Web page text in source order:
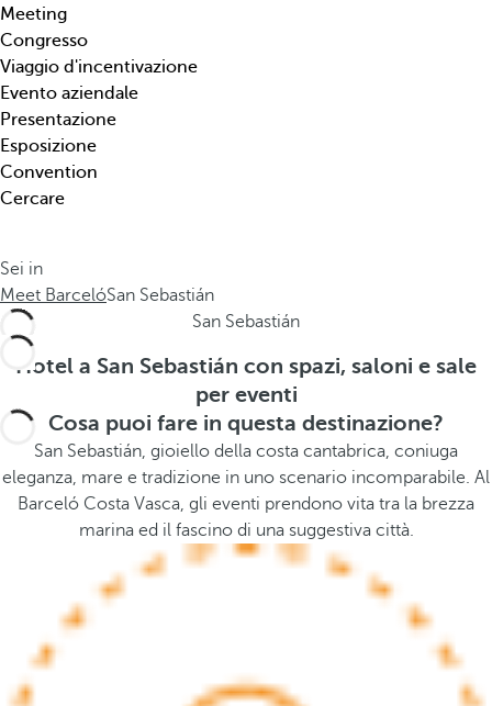
i
o
n
e
,
t
i
p
o
g
w
k
e
y
o
p
e
n
h
e
u
n
o
Meeting
Congresso
Viaggio d'incentivazione
Evento aziendale
Presentazione
Esposizione
Convention
Cercare
Sei in
Meet BarcelóSan Sebastián
San Sebastián
Hotel a San Sebastián con spazi, saloni e sale
per eventi
Cosa puoi fare in questa destinazione?
San Sebastián, gioiello della costa cantabrica, coniuga
eleganza, mare e tradizione in uno scenario incomparabile. Al
Barceló Costa Vasca, gli eventi prendono vita tra la brezza
marina ed il fascino di una suggestiva città.